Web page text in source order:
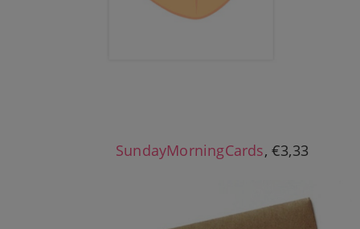
SundayMorningCards, €3,33